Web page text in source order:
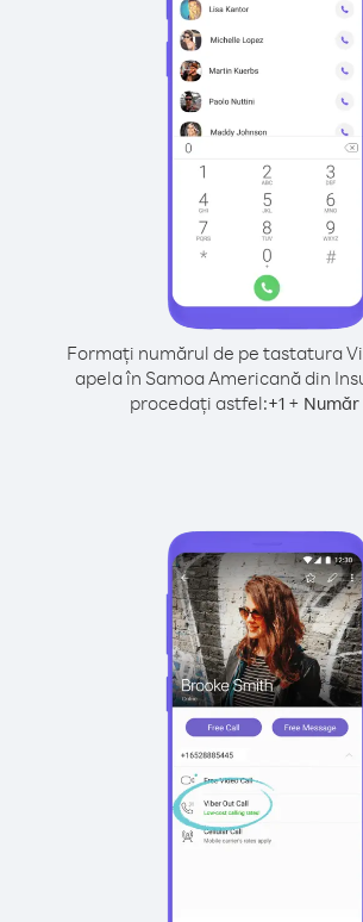
Formați numărul de pe tastatura
apela în Samoa Americană din
procedați astfel:+1 +